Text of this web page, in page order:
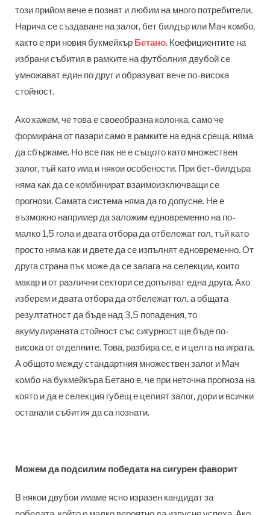
този прийом вече е познат и любим на много потребители.
Нарича се създаване на залог, бет билдър или Мач комбо,
както е при новия букмейкър Бетано. Коефициентите на
избрани събития в рамките на футболния двубой се
умножават един по друг и образуват вече по-висока
стойност.
Ако кажем, че това е своеобразна колонка, само че
формирана от пазари само в рамките на една среща, няма
да сбъркаме. Но все пак не е същото като множествен
залог, тъй като има и някои особености. При бет-билдъра
няма как да се комбинират взаимоизключващи се
прогнози. Самата система няма да го допусне. Не е
възможно например да заложим едновременно на по-
малко 1,5 гола и двата отбора да отбележат гол, тъй като
просто няма как и двете да се изпълнят едновременно. От
друга страна пък може да се залага на селекции, които
макар и от различни сектори се допълват една друга. Ако
изберем и двата отбора да отбележат гол, а общата
резултатност да бъде над 3,5 попадения, то
акумулираната стойност със сигурност ще бъде по-
висока от отделните. Това, разбира се, е и целта на играта.
А общото между стандартния множествен залог и Мач
комбо на букмейкъра Бетано е, че при неточна прогноза на
която и да е селекция губещ е целият залог, дори и всички
останали събития да са познати.
Можем да подсилим победата на сигурен фаворит
В някои двубои имаме ясно изразен кандидат за